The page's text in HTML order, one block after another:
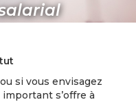
si vous envisagez
s’offre à